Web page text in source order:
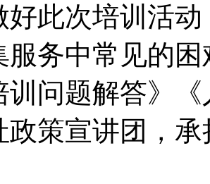
次培训活动
服务中常见的
训问题解答》
政策宣讲团，